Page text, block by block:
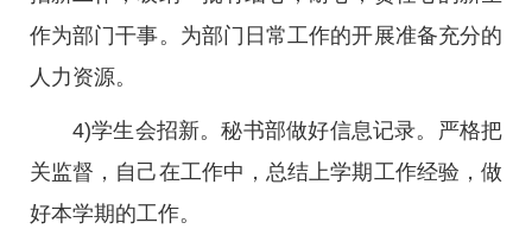
作为部门干事。为部门日常工作的开展准备充分的
人力资源。
4)学生会招新。秘书部做好信息记录。严格把
关监督，自己在工作中，总结上学期工作经验，做
好本学期的工作。